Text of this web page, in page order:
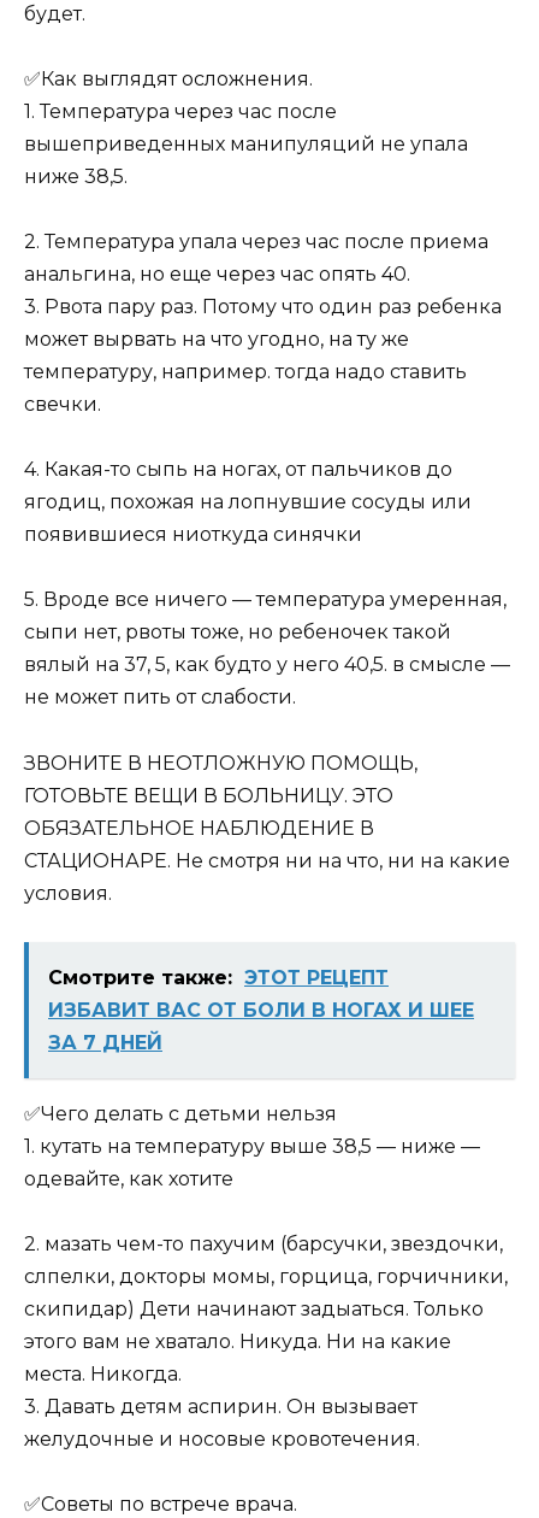
будет.
✅Как выглядят осложнения.
1. Температура через час после
вышеприведенных манипуляций не упала
ниже 38,5.
2. Температура упала через час после приема
анальгина, но еще через час опять 40.
3. Рвота пару раз. Потому что один раз ребенка
может вырвать на что угодно, на ту же
температуру, например. тогда надо ставить
свечки.
4. Какая-то сыпь на ногах, от пальчиков до
ягодиц, похожая на лопнувшие сосуды или
появившиеся ниоткуда синячки
5. Вроде все ничего — температура умеренная,
сыпи нет, рвоты тоже, но ребеночек такой
вялый на 37, 5, как будто у него 40,5. в смысле —
не может пить от слабости.
ЗВОНИТЕ В НЕОТЛОЖНУЮ ПОМОЩЬ,
ГОТОВЬТЕ ВЕЩИ В БОЛЬНИЦУ. ЭТО
ОБЯЗАТЕЛЬНОЕ НАБЛЮДЕНИЕ В
СТАЦИОНАРЕ. Не смотря ни на что, ни на какие
условия.
Смотрите также: ЭТОТ РЕЦЕПТ
ИЗБАВИТ ВАС ОТ БОЛИ В НОГАХ И ШЕЕ
ЗА 7 ДНЕЙ
✅Чего делать с детьми нельзя
1. кутать на температуру выше 38,5 — ниже —
одевайте, как хотите
2. мазать чем-то пахучим (барсучки, звездочки,
слпелки, докторы момы, горцица, горчичники,
скипидар) Дети начинают задыаться. Только
этого вам не хватало. Никуда. Ни на какие
места. Никогда.
3. Давать детям аспирин. Он вызывает
желудочные и носовые кровотечения.
✅Советы по встрече врача.